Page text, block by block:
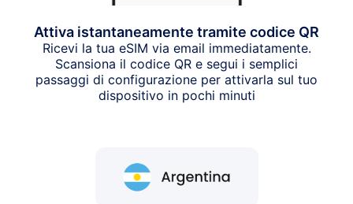
Attiva istantaneamente tramite codice QR
Ricevi la tua eSIM via email immediatamente.
Scansiona il codice QR e segui i semplici
passaggi di configurazione per attivarla sul tuo
dispositivo in pochi minuti